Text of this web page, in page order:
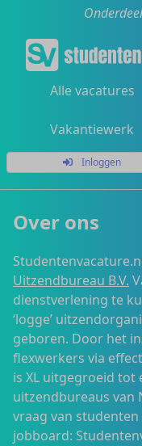
Alle vacatures
Vakantiewerk
Inloggen
Over ons
Uitzendbureau B.V.
dienstverlening te
‘logge’
geboren. Door het
flexwerkers via
is XL uitgegroeid tot
uitzendbureaus van
vraag van
jobboard: